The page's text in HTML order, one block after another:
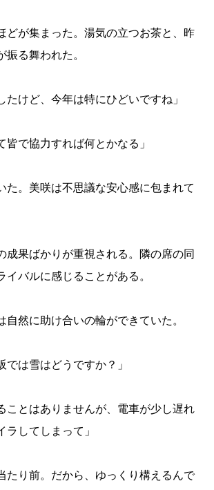
どが集まった。湯気の立つお茶と、昨
振る舞われた。
たけど、今年は特にひどいですね」
皆で協力すれば何とかなる」
た。美咲は不思議な安心感に包まれて
成果ばかりが重視される。隣の席の同
イバルに感じることがある。
自然に助け合いの輪ができていた。
では雪はどうですか？」
ことはありませんが、電車が少し遅れ
ラしてしまって」
たり前。だから、ゆっくり構えるんで